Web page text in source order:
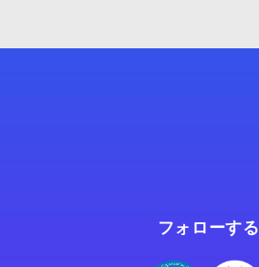
フォローする